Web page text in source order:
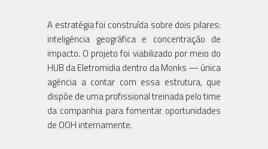
A estratégia foi construída sobre dois pilares:
inteligência geográfica e concentração de
impacto. O projeto foi viabilizado por meio do
HUB da Eletromidia dentro da Monks — única
agência a contar com essa estrutura, que
dispõe de uma profissional treinada pelo time
da companhia para fomentar oportunidades
de OOH internamente.